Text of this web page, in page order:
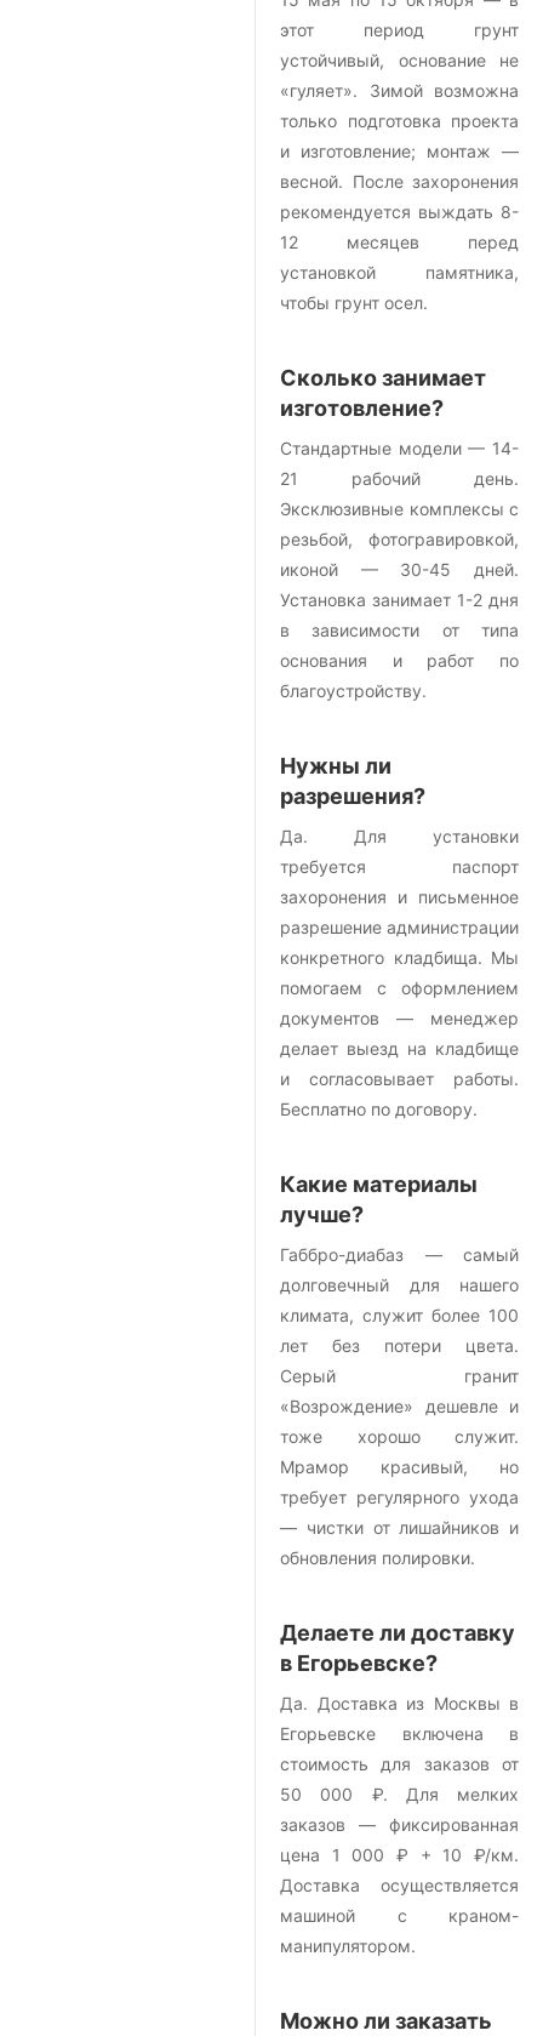
этот период грунт
устойчивый, основание не
«гуляет». Зимой возможна
только подготовка проекта
и изготовление; монтаж —
весной. После захоронения
рекомендуется выждать 8-
12 месяцев перед
установкой памятника,
чтобы грунт осел.
Сколько занимает
изготовление?
Стандартные модели — 14-
21 рабочий день.
Эксклюзивные комплексы с
резьбой, фотогравировкой,
иконой — 30-45 дней.
Установка занимает 1-2 дня
в зависимости от типа
основания и работ по
благоустройству.
Нужны ли
разрешения?
Да. Для установки
требуется паспорт
захоронения и письменное
разрешение администрации
конкретного кладбища. Мы
помогаем с оформлением
документов — менеджер
делает выезд на кладбище
и согласовывает работы.
Бесплатно по договору.
Какие материалы
лучше?
Габбро-диабаз — самый
долговечный для нашего
климата, служит более 100
лет без потери цвета.
Серый гранит
«Возрождение» дешевле и
тоже хорошо служит.
Мрамор красивый, но
требует регулярного ухода
— чистки от лишайников и
обновления полировки.
Делаете ли доставку
в Егорьевске?
Да. Доставка из Москвы в
Егорьевске включена в
стоимость для заказов от
50 000 ₽. Для мелких
заказов — фиксированная
цена 1 000 ₽ + 10 ₽/км.
Доставка осуществляется
машиной с краном-
манипулятором.
Можно ли заказать